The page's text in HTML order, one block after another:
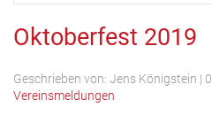
Oktoberfest 2019
Geschrieben von: Jens Königstein |
Vereinsmeldungen